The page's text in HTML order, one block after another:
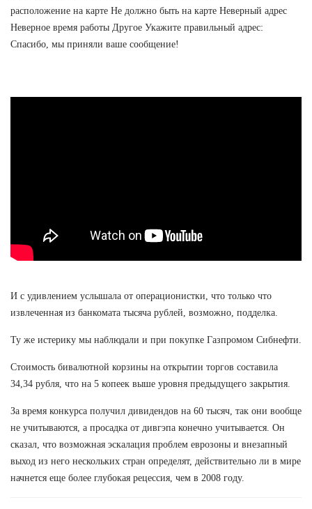
расположение на карте Не должно быть на карте Неверный адрес
Неверное время работы Другое Укажите правильный адрес:
Спасибо, мы приняли ваше сообщение!
И с удивлением услышала от операционистки, что только что
извлеченная из банкомата тысяча рублей, возможно, подделка.
Ту же истерику мы наблюдали и при покупке Газпромом Сибнефти.
Стоимость бивалютной корзины на открытии торгов составила
34,34 рубля, что на 5 копеек выше уровня предыдущего закрытия.
За время конкурса получил дивидендов на 60 тысяч, так они вообще
не учитываются, а просадка от дивгэпа конечно учитывается. Он
сказал, что возможная эскалация проблем еврозоны и внезапный
выход из него нескольких стран определят, действительно ли в мире
начнется еще более глубокая рецессия, чем в 2008 году.